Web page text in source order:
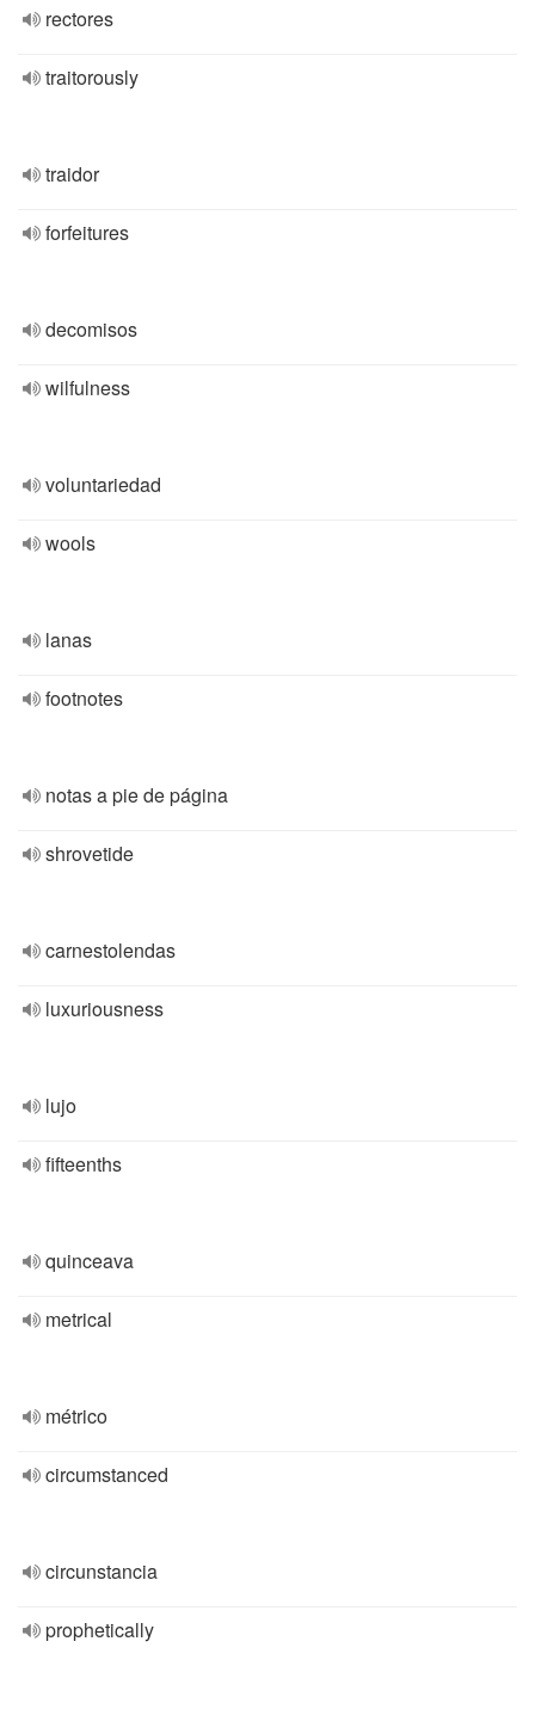
rectores
traitorously
traidor
forfeitures
decomisos
wilfulness
voluntariedad
wools
lanas
footnotes
notas a pie de página
shrovetide
carnestolendas
luxuriousness
lujo
fifteenths
quinceava
metrical
métrico
circumstanced
circunstancia
prophetically